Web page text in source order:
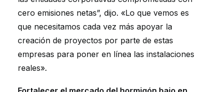
cero emisiones netas”, dijo. «Lo que vemos es
que necesitamos cada vez más apoyar la
creación de proyectos por parte de estas
empresas para poner en línea las instalaciones
reales».